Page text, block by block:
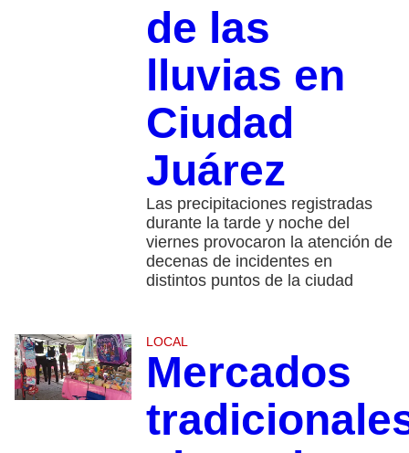
de las
lluvias en
Ciudad
Juárez
Las precipitaciones registradas
durante la tarde y noche del
viernes provocaron la atención de
decenas de incidentes en
distintos puntos de la ciudad
LOCAL
Mercados